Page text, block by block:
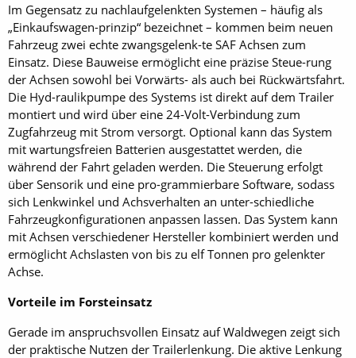
Im Gegensatz zu nachlaufgelenkten Systemen – häufig als
„Einkaufswagen-prinzip“ bezeichnet – kommen beim neuen
Fahrzeug zwei echte zwangsgelenk-te SAF Achsen zum
Einsatz. Diese Bauweise ermöglicht eine präzise Steue-rung
der Achsen sowohl bei Vorwärts- als auch bei Rückwärtsfahrt.
Die Hyd-raulikpumpe des Systems ist direkt auf dem Trailer
montiert und wird über eine 24-Volt-Verbindung zum
Zugfahrzeug mit Strom versorgt. Optional kann das System
mit wartungsfreien Batterien ausgestattet werden, die
während der Fahrt geladen werden. Die Steuerung erfolgt
über Sensorik und eine pro-grammierbare Software, sodass
sich Lenkwinkel und Achsverhalten an unter-schiedliche
Fahrzeugkonfigurationen anpassen lassen. Das System kann
mit Achsen verschiedener Hersteller kombiniert werden und
ermöglicht Achslasten von bis zu elf Tonnen pro gelenkter
Achse.
Vorteile im Forsteinsatz
Gerade im anspruchsvollen Einsatz auf Waldwegen zeigt sich
der praktische Nutzen der Trailerlenkung. Die aktive Lenkung